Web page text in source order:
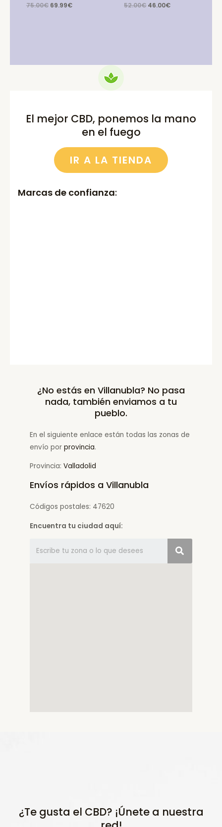
75.00€ Original
69.99€Current
52.00€ Original
46.00€Current
El mejor CBD, ponemos la mano
en el fuego
IR A LA TIENDA
Marcas de confianza:
¿No estás en Villanubla? No pasa
nada, también enviamos a tu
pueblo.
En el siguiente enlace están todas las zonas de
envío por provincia.
Provincia: Valladolid
Envíos rápidos a Villanubla
Códigos postales: 47620
Encuentra tu ciudad aquí:
¿Te gusta el CBD? ¡Únete a nuestra